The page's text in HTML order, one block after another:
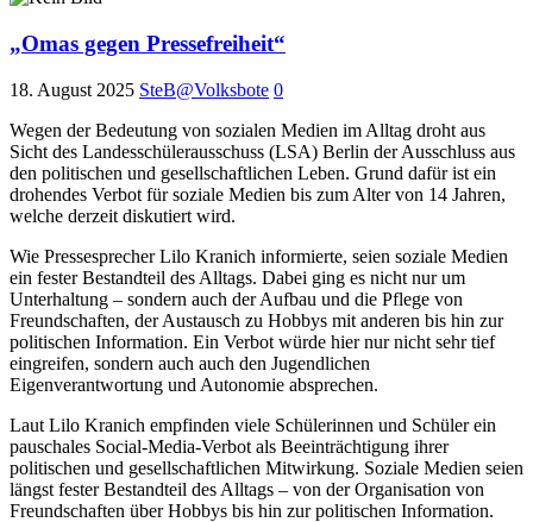
„Omas gegen Pressefreiheit“
18. August 2025 SteB@Volksbote 0
Wegen der Bedeutung von sozialen Medien im Alltag droht aus
Sicht des Landesschülerausschuss (LSA) Berlin der Ausschluss aus
den politischen und gesellschaftlichen Leben. Grund dafür ist ein
drohendes Verbot für soziale Medien bis zum Alter von 14 Jahren,
welche derzeit diskutiert wird.
Wie Pressesprecher Lilo Kranich informierte, seien soziale Medien
ein fester Bestandteil des Alltags. Dabei ging es nicht nur um
Unterhaltung – sondern auch der Aufbau und die Pflege von
Freundschaften, der Austausch zu Hobbys mit anderen bis hin zur
politischen Information. Ein Verbot würde hier nur nicht sehr tief
eingreifen, sondern auch auch den Jugendlichen
Eigenverantwortung und Autonomie absprechen.
Laut Lilo Kranich empfinden viele Schülerinnen und Schüler ein
pauschales Social-Media-Verbot als Beeinträchtigung ihrer
politischen und gesellschaftlichen Mitwirkung. Soziale Medien seien
längst fester Bestandteil des Alltags – von der Organisation von
Freundschaften über Hobbys bis hin zur politischen Information.